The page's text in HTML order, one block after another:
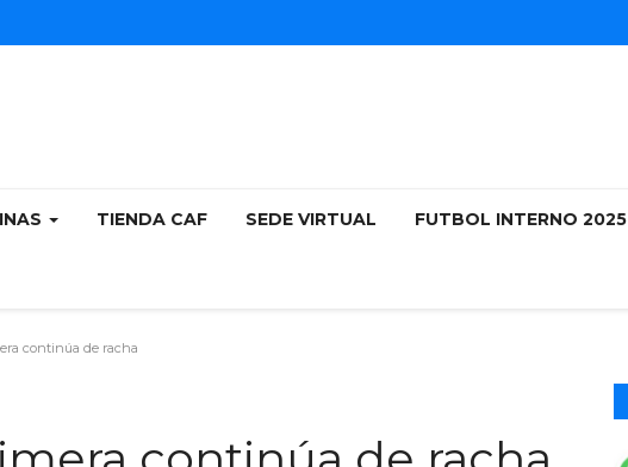
TIENDA CAF SEDE VIRTUAL FUTBOL INTERNO 2025
continúa de racha